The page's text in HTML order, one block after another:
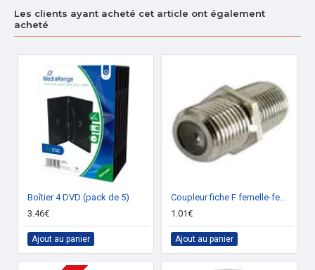
Les clients ayant acheté cet article ont également
acheté
Boîtier 4 DVD (pack de 5)
3.46€
Ajout au panier
Coupleur fiche F femelle-femelle
1.01€
Ajout au panier